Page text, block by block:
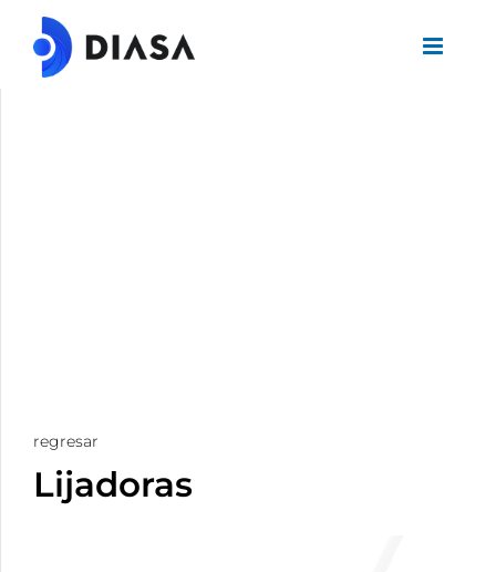
regresar
Lijadoras